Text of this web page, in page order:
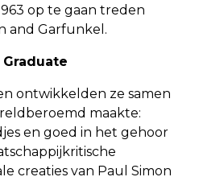
op te gaan treden
and Garfunkel.
ontwikkelden ze samen
maakte:
en goed in het gehoor
creaties van Paul Simon